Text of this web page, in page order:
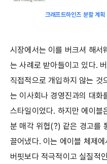
크래프트하인즈 분할 계
시장에서는 이를 버크셔 해서
는 사례로 받아들이고 있다.
직접적으로 개입하지 않는 것
는 이사회나 경영진과의 대화
스타일이었다. 하지만 에이블
분 매각 위협(?) 같은 경고를
끌어냈다. 이는 에이블 체제
버핏보다 적극적이고 실질적